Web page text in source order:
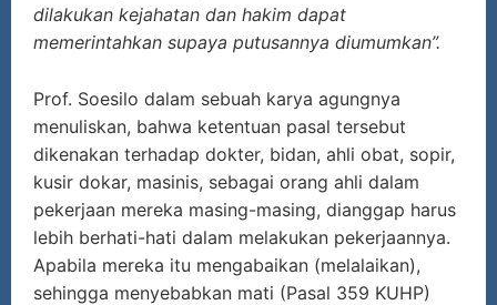
dilakukan kejahatan dan hakim dapat
memerintahkan supaya putusannya diumumkan”.
Prof. Soesilo dalam sebuah karya agungnya
menuliskan, bahwa ketentuan pasal tersebut
dikenakan terhadap dokter, bidan, ahli obat, sopir,
kusir dokar, masinis, sebagai orang ahli dalam
pekerjaan mereka masing-masing, dianggap harus
lebih berhati-hati dalam melakukan pekerjaannya.
Apabila mereka itu mengabaikan (melalaikan),
sehingga menyebabkan mati (Pasal 359 KUHP)